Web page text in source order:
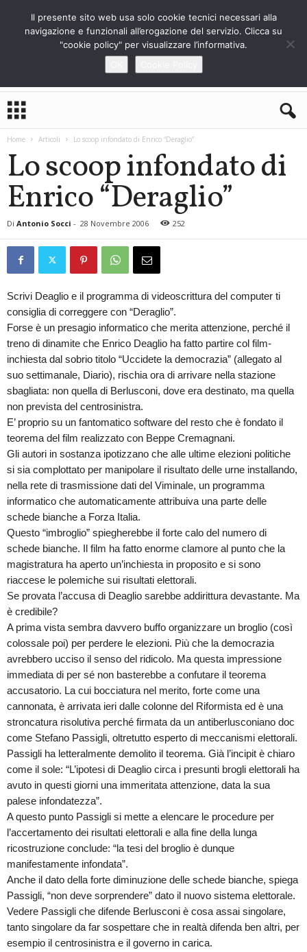
S
o
Home Articoli Lo scoop infondato di Enrico “Deraglio”
Lo scoop infondato di
Enrico “Deraglio”
Di Antonio Socci - 28 Novembre 2006 252
Scrivi Deaglio e il programma di videoscrittura del computer ti
consiglia di correggere con “Deraglio”.
Forse è un presagio informatico che merita attenzione, perché il
treno di dinamite che Enrico Deaglio ha fatto partire col film-
inchiesta dal sobrio titolo “Uccidete la democrazia” (allegato al
suo settimanale, Diario), rischia ora di arrivare nella stazione
sbagliata: non quella di Berlusconi, dove era destinato, ma quella
non prevista del centrosinistra.
E’ proprio su un fantomatico software del resto che è fondato il
teorema del film realizzato con Beppe Cremagnani.
Gli autori in sostanza ipotizzano che alle ultime elezioni politiche
si sia complottato per manipolare il risultato delle urne installando,
nella rete di trasmissione dati del Viminale, un programma
informatico che automaticamente attribuiva una parte delle
schede bianche a Forza Italia.
Questo “imbroglio” spiegherebbe il forte calo del numero di
schede bianche. Il film ha fatto enorme clamore al punto che la
magistratura ha aperto un’inchiesta in proposito e si sono
riaccese le polemiche sui risultati elettorali.
Se provata l’accusa di Deaglio sarebbe addirittura devastante. Ma
è credibile?
A prima vista sembra davvero buffo organizzare un broglio (così
colossale poi) per perdere le elezioni. Più che la democrazia
avrebbero ucciso il senso del ridicolo. Ma questa impressione
immediata di per sé non basterebbe a confutare il teorema
accusatorio. La cui bocciatura nel merito, forte come una
cannonata, è arrivata ieri dalle colonne del Riformista ed è una
stroncatura risolutiva perché firmata da un antiberlusconiano doc
come Stefano Passigli, oltretutto esperto di meccanismi elettorali.
Passigli ha letteralmente demolito il teorema. Già l’incipit è chiaro
come il sole: “L’ipotesi di Deaglio circa i presunti brogli elettorali ha
avuto in questi giorni una immeritata attenzione, data la sua
palese infondatezza”.
A questo punto Passigli si mette a elencare le procedure per
l’accertamento dei risultati elettorali e alla fine della lunga
ricostruzione conclude: “la tesi del broglio è dunque
manifestamente infondata”.
Anche il dato della forte diminuzione delle schede bianche, spiega
Passigli, “non deve sorprendere” dato il nuovo sistema elettorale.
Vedere Passigli che difende Berlusconi è cosa assai singolare,
tanto singolare da far sospettare che in realtà difenda ben altri, per
esempio il centrosinistra e il governo in carica.
Il presente sito web usa solo cookie tecnici necessari alla
navigazione e funzionali all’erogazione del servizio. Clicca su
"cookie policy" per visualizzare l’informativa.